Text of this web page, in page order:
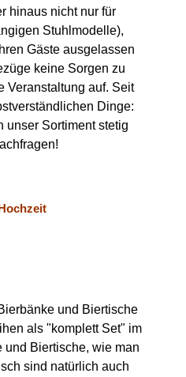
hinaus nicht nur für
Stuhlmodelle),
Gäste ausgelassen
keine Sorgen zu
Veranstaltung auf. Seit
Dinge:
unser Sortiment stetig
und Biertische
als "komplett Set" im
Biertische, wie man
sind natürlich auch